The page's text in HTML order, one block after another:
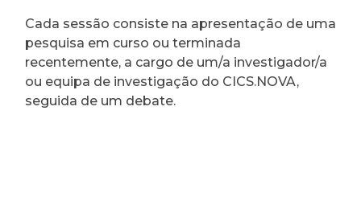
Cada sessão consiste na apresentação de uma
pesquisa em curso ou terminada
recentemente, a cargo de um/a investigador/a
ou equipa de investigação do CICS.NOVA,
seguida de um debate.